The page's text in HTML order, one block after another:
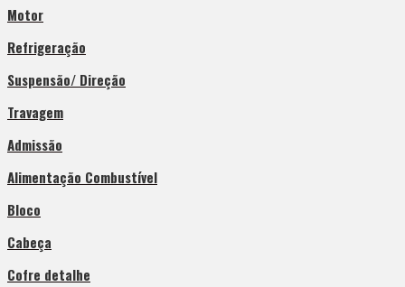
Motor
Refrigeração
Suspensão/ Direção
Travagem
Admissão
Alimentação Combustível
Bloco
Cabeça
Cofre detalhe